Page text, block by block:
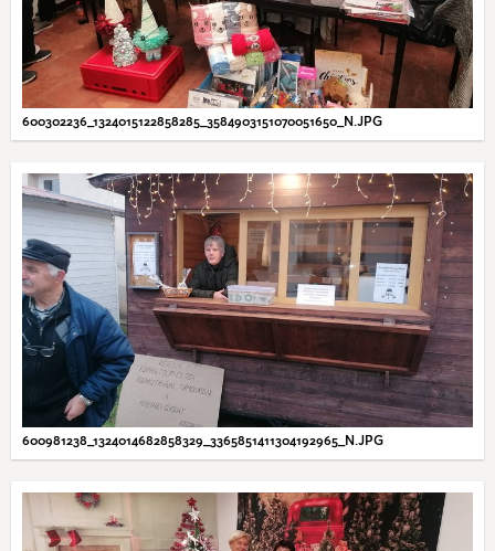
600302236_1324015122858285_3584903151070051650_N.JPG
600981238_1324014682858329_3365851411304192965_N.JPG